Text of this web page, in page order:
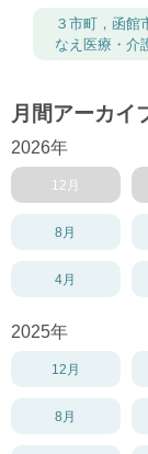
３市町，函館
なえ医療・介
月間アーカイ
2026年
12月
8月
4月
2025年
12月
8月